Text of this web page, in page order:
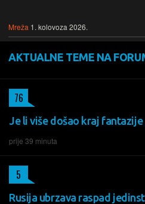
Mreža 1. kolovoza 2026.
AKTUALNE TEME NA
Je li više došao kraj
prije 39 minuta
76
Rusija ubrzava raspad
5